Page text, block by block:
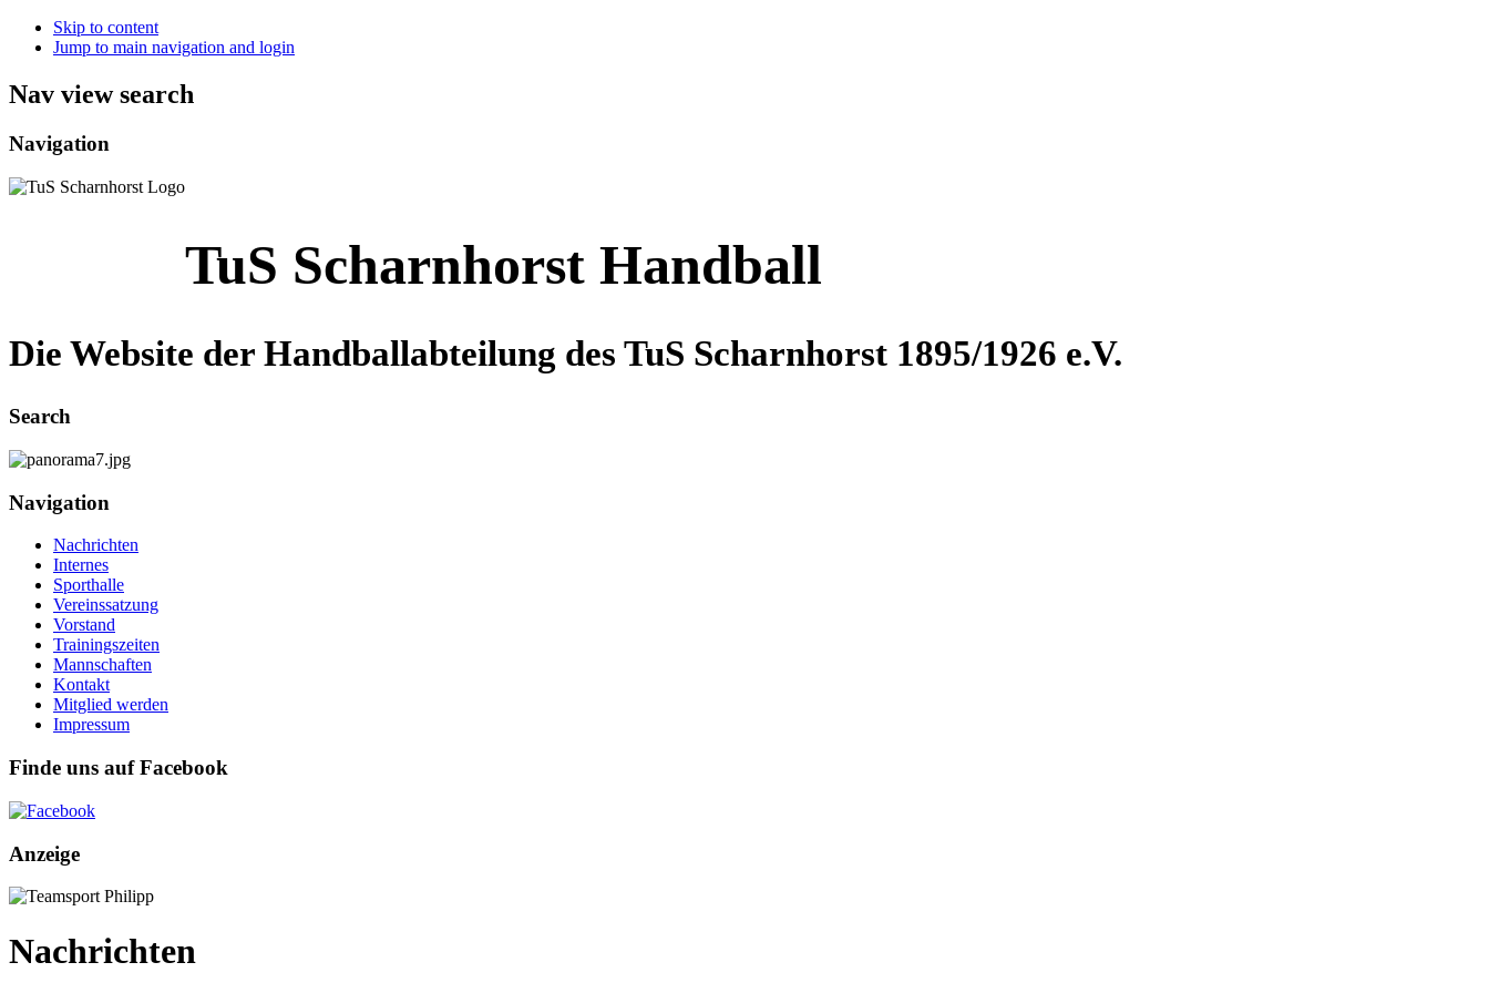
Skip to content
Jump to main navigation and login
Nav view search
Navigation
TuS Scharnhorst Handball
Die Website der Handballabteilung des TuS Scharnhorst 1895/1926 e.V.
Search
Navigation
Nachrichten
Internes
Sporthalle
Vereinssatzung
Vorstand
Trainingszeiten
Mannschaften
Kontakt
Mitglied werden
Impressum
Finde uns auf Facebook
Anzeige
Nachrichten